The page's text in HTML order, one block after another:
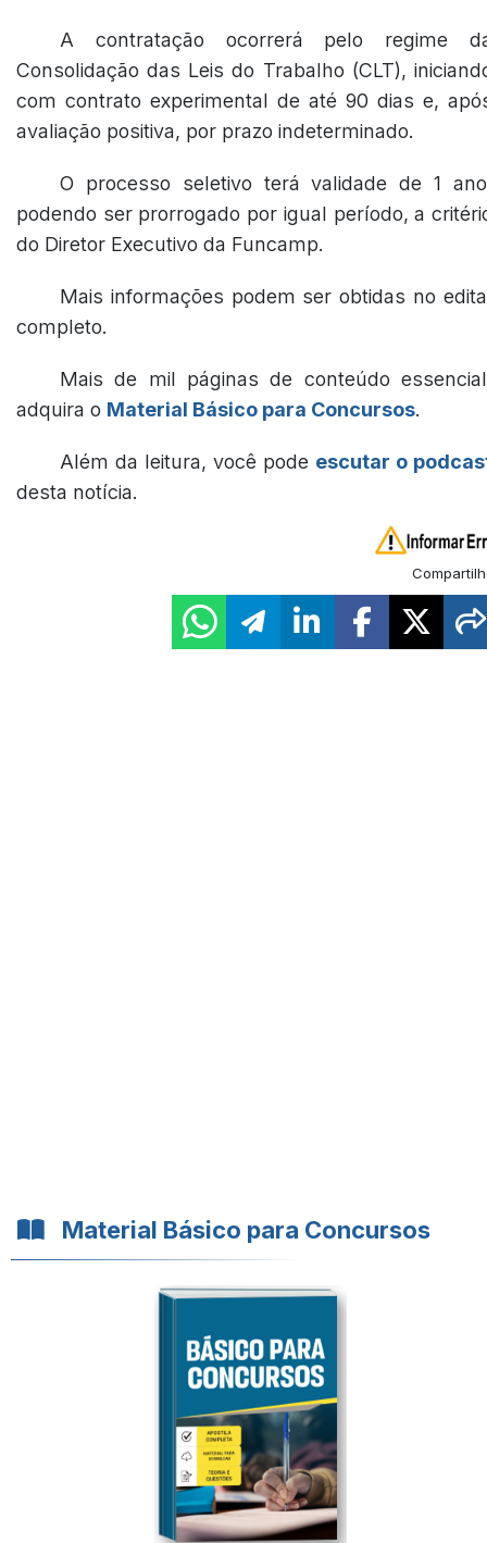
A contratação ocorrerá pelo regime
Consolidação das Leis do Trabalho (CLT),
com contrato experimental de até 90 dias e,
avaliação positiva, por prazo indeterminado.
O processo seletivo terá validade de 1
podendo ser prorrogado por igual período, a
do Diretor Executivo da Funcamp.
Mais informações podem ser obtidas no
completo.
Mais de mil páginas de conteúdo
adquira o Material Básico para Concursos.
Além da leitura, você pode escutar o
desta notícia.
Material Básico para Concursos